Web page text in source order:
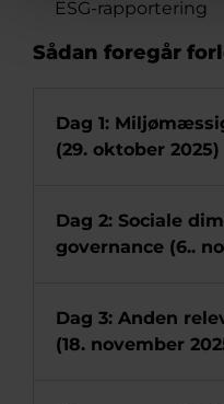
ESG-rapportering
Sådan foregår
Dag 1:
(29. oktober 2025)
Dag 2: Sociale
governance (6..
Dag 3: Anden
(18. november